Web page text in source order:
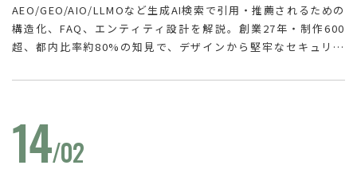
AEO/GEO/AIO/LLMOなど生成AI検索で引用・推薦されるための
構造化、FAQ、エンティティ設計を解説。創業27年・制作600
超、都内比率約80%の知見で、デザインから堅牢なセキュリテ
成果を狙う企業様は、まずは無料相談から。既存サイトのAI対策
14/02